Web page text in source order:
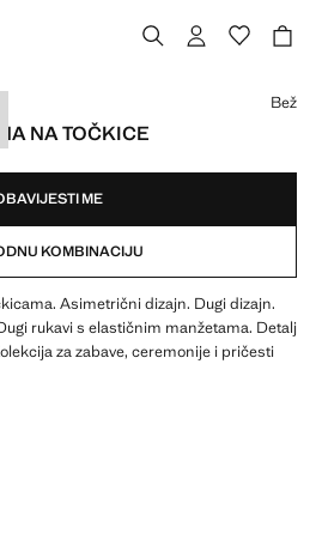
NA TOČKICE
Bež
ME
KOMBINACIJU
Asimetrični dizajn. Dugi dizajn.
rukavi s elastičnim manžetama. Detalj
za zabave, ceremonije i pričesti